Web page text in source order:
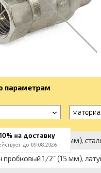
параметрам
пробковый 1/2" (15 мм),
пробковый 1/2" (15 мм),
на доставку
до 09.08.2026